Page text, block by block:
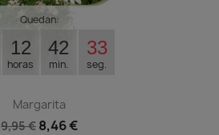
Quedan:
12
horas
42
min.
32
seg.
Margarita
9,95 € 8,46 €